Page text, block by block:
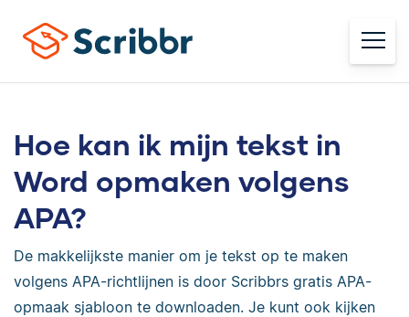
Hoe kan ik mijn tekst in
Word opmaken volgens
APA?
De makkelijkste manier om je tekst op te maken
volgens APA-richtlijnen is door Scribbrs gratis APA-
opmaak sjabloon te downloaden. Je kunt ook kijken